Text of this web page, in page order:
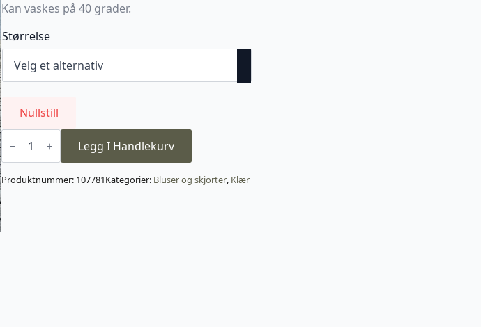
Kan vaskes på 40 grader.
Størrelse
Nullstill
Nova
Poplin
Shirt
-
White
antall
Legg I Handlekurv
Produktnummer: 107781Kategorier: Bluser og skjorter, Klær